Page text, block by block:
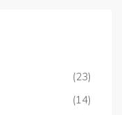
(23)
(14)